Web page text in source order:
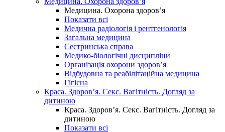
Медицина. Охорона здоров’я
Показати всі
Медична радіологія і рентгенологія
Загальна медицина
Сестринська справа
Медико-біологічні дисципліни
Організація охорони здоров’я
Відбудовна та реабілітаційна медицина
Гігієна
Краса. Здоров’я. Секс. Вагітність. Догляд за
дитиною
Краса. Здоров’я. Секс. Вагітність. Догляд за
дитиною
Показати всі